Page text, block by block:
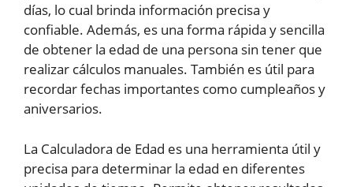
días, lo cual brinda información precisa y
confiable. Además, es una forma rápida y sencilla
de obtener la edad de una persona sin tener que
realizar cálculos manuales. También es útil para
recordar fechas importantes como cumpleaños y
aniversarios.
La Calculadora de Edad es una herramienta útil y
precisa para determinar la edad en diferentes